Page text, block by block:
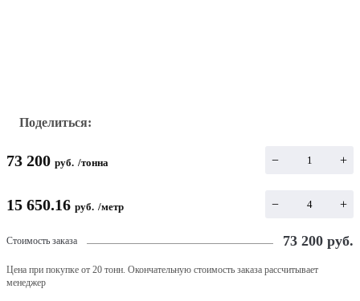
Поделиться:
73 200 руб. /тонна − +
15 650.16 руб. /метр − +
Стоимость заказа 73 200 руб.
Цена при покупке от 20 тонн. Окончательную стоимость заказа рассчитывает
менеджер